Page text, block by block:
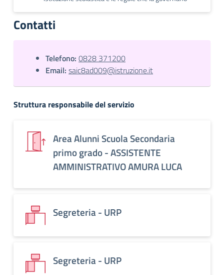
Contatti
Telefono: 0828 371200
Email: saic8ad009@istruzione.it
Struttura responsabile del servizio
Area Alunni Scuola Secondaria
primo grado - ASSISTENTE
AMMINISTRATIVO AMURA LUCA
Segreteria - URP
Segreteria - URP